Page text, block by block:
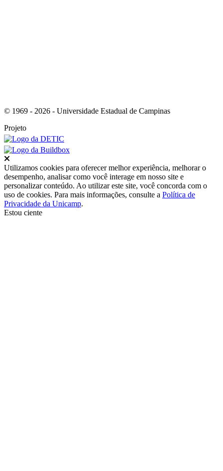
© 1969 - 2026 - Universidade Estadual de Campinas
Projeto
Utilizamos cookies para oferecer melhor experiência, melhorar o
desempenho, analisar como você interage em nosso site e
personalizar conteúdo. Ao utilizar este site, você concorda com o
uso de cookies. Para mais informações, consulte a Política de
Privacidade da Unicamp.
Estou ciente